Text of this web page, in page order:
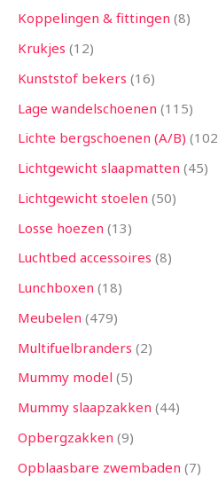
Koppelingen & fittingen 8
Krukjes 12
Kunststof bekers 16
Lage wandelschoenen 115
Lichte bergschoenen (A/B) 102
Lichtgewicht slaapmatten 45
Lichtgewicht stoelen 50
Losse hoezen 13
Luchtbed accessoires 8
Lunchboxen 18
Meubelen 479
Multifuelbranders 2
Mummy model 5
Mummy slaapzakken 44
Opbergzakken 9
Opblaasbare zwembaden 7